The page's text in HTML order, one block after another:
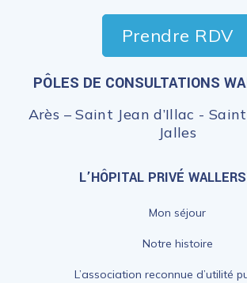
PÔLES DE CONSULTATIONS
Arès – Saint Jean d’Illac -
Jalles
Prendre RDV
L’HÔPITAL PRIVÉ
Mon séjour
Notre histoire
L’association reconnue d’utilité